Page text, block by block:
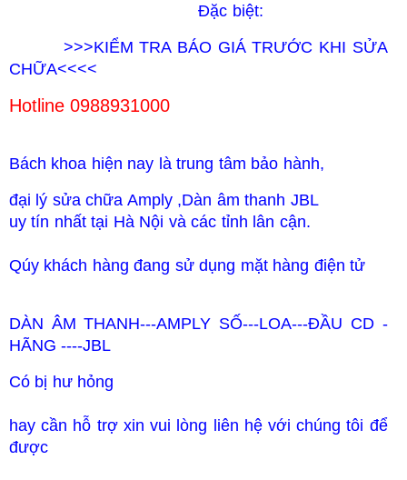
Đặc biệt:
>>>KIỂM TRA BÁO GIÁ TRƯỚC KHI SỬA
CHỮA<<<<
Hotline 0988931000
Bách khoa hiện nay là trung tâm bảo hành,
đại lý sửa chữa Amply ,Dàn âm thanh JBL
uy tín nhất tại Hà Nội và các tỉnh lân cận.
Qúy khách hàng đang sử dụng mặt hàng điện tử
DÀN ÂM THANH---AMPLY SỐ---LOA---ĐẦU CD -
HÃNG ----JBL
Có bị hư hỏng
hay cần hỗ trợ xin vui lòng liên hệ với chúng tôi để
được